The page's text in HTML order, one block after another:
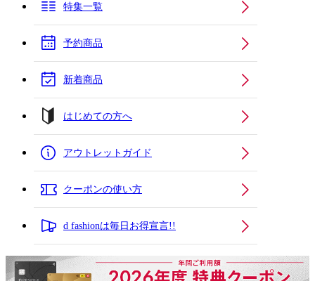
特集一覧
予約商品
新着商品
はじめての方へ
アウトレットガイド
クーポンの使い方
d fashionは毎日お得宣言!!